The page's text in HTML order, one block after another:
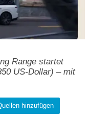
Range startet
US-Dollar) – mit
hinzufügen